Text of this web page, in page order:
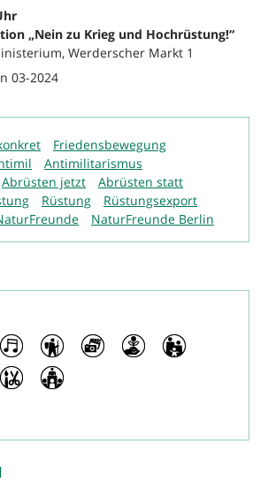
„Nein zu Krieg und Hochrüstung!“
Werderscher Markt 1
03-2024
Friedensbewegung
Antimilitarismus
Abrüsten jetzt
Abrüsten statt
Rüstung
Rüstungsexport
NaturFreunde Berlin